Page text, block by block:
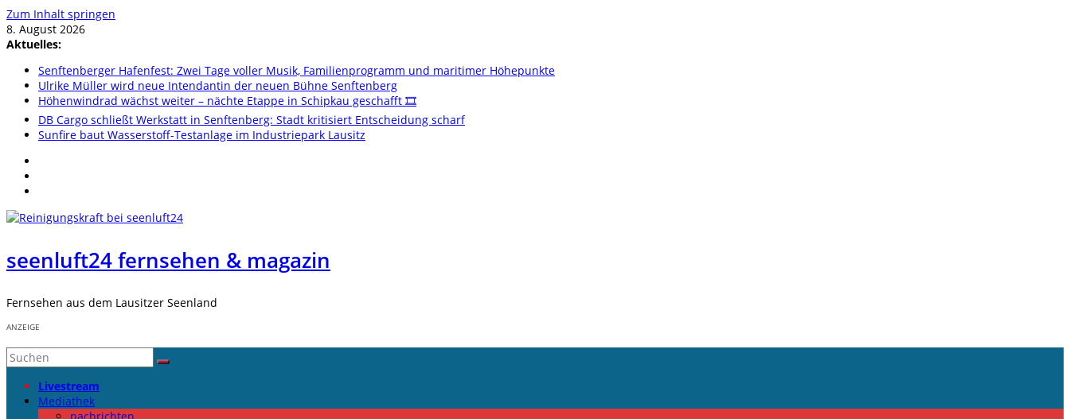
Zum Inhalt springen
8. August 2026
Aktuelles:
Senftenberger Hafenfest: Zwei Tage voller Musik, Familienprogramm und maritimer Höhepunkte
Ulrike Müller wird neue Intendantin der neuen Bühne Senftenberg
Höhenwindrad wächst weiter – nächte Etappe in Schipkau geschafft 🎞️
DB Cargo schließt Werkstatt in Senftenberg: Stadt kritisiert Entscheidung scharf
Sunfire baut Wasserstoff-Testanlage im Industriepark Lausitz
seenluft24 fernsehen & magazin
Fernsehen aus dem Lausitzer Seenland
ANZEIGE
Livestream
Mediathek